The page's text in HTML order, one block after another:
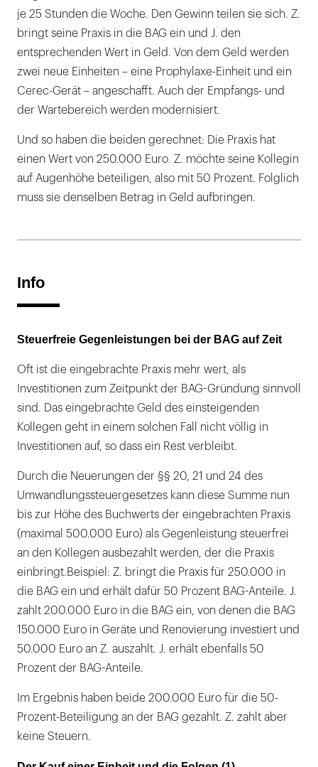
je 25 Stunden die Woche. Den Gewinn teilen sie sich. Z.
bringt seine Praxis in die BAG ein und J. den
entsprechenden Wert in Geld. Von dem Geld werden
zwei neue Einheiten – eine Prophylaxe-Einheit und ein
Cerec-Gerät – angeschafft. Auch der Empfangs- und
der Wartebereich werden modernisiert.
Und so haben die beiden gerechnet: Die Praxis hat
einen Wert von 250.000 Euro. Z. möchte seine Kollegin
auf Augenhöhe beteiligen, also mit 50 Prozent. Folglich
muss sie denselben Betrag in Geld aufbringen.
Info
Steuerfreie Gegenleistungen bei der BAG auf Zeit
Oft ist die eingebrachte Praxis mehr wert, als
Investitionen zum Zeitpunkt der BAG-Gründung sinnvoll
sind. Das eingebrachte Geld des einsteigenden
Kollegen geht in einem solchen Fall nicht völlig in
Investitionen auf, so dass ein Rest verbleibt.
Durch die Neuerungen der §§ 20, 21 und 24 des
Umwandlungssteuergesetzes kann diese Summe nun
bis zur Höhe des Buchwerts der eingebrachten Praxis
(maximal 500.000 Euro) als Gegenleistung steuerfrei
an den Kollegen ausbezahlt werden, der die Praxis
einbringt.Beispiel: Z. bringt die Praxis für 250.000 in
die BAG ein und erhält dafür 50 Prozent BAG-Anteile. J.
zahlt 200.000 Euro in die BAG ein, von denen die BAG
150.000 Euro in Geräte und Renovierung investiert und
50.000 Euro an Z. auszahlt. J. erhält ebenfalls 50
Prozent der BAG-Anteile.
Im Ergebnis haben beide 200.000 Euro für die 50-
Prozent-Beteiligung an der BAG gezahlt. Z. zahlt aber
keine Steuern.